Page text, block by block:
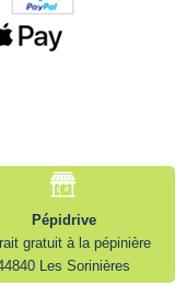
Pépidrive
gratuit à la pépinière
Les Sorinières